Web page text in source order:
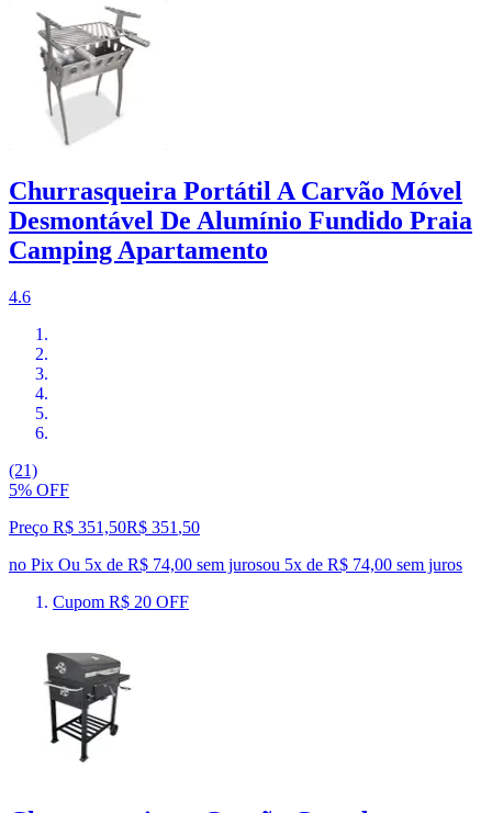
Churrasqueira Portátil A Carvão Móvel
Desmontável De Alumínio Fundido Praia
Camping Apartamento
4.6
(21)
5% OFF
Preço R$ 351,50R$ 351 ,50
no Pix Ou 5x de R$ 74,00 sem jurosou 5x de R$ 74,00 sem juros
Cupom R$ 20 OFF